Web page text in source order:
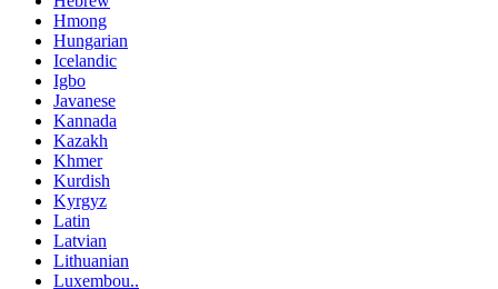
Hmong
Hungarian
Icelandic
Igbo
Javanese
Kannada
Kazakh
Khmer
Kurdish
Kyrgyz
Latin
Latvian
Lithuanian
Luxembou..